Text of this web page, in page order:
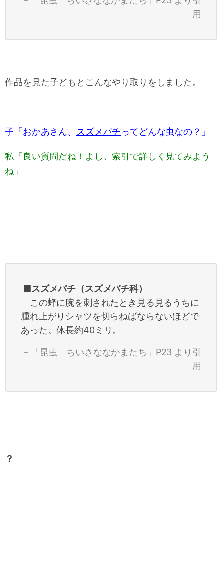
用
作品を見た子どもとこんなやり取りをしました。
子「おかあさん、 スズメバチってどんな虫なの？」
私「良い質問だね！よし、索引で詳しく見てみよう
ね」
■スズメバチ（スズメバチ科）
この蜂に腕を刺されたとき見る見るうちに
腫れ上がりシャツを切らねばならないほどで
あった。体長約40ミリ。
－「昆虫 ちいさななかまたち」P23 より引
用
？